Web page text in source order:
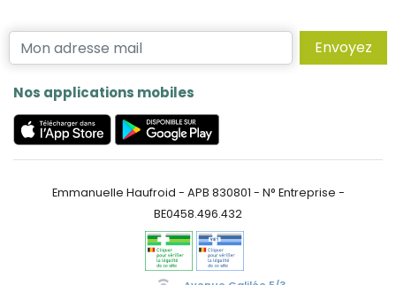
Envoyez
Nos applications mobiles
Emmanuelle Haufroid - APB 830801 - N° Entreprise -
BE0458.496.432